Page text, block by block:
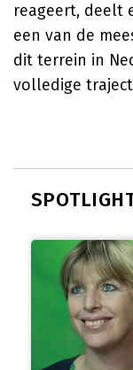
reageert, deelt
een van de
dit terrein in
volledige